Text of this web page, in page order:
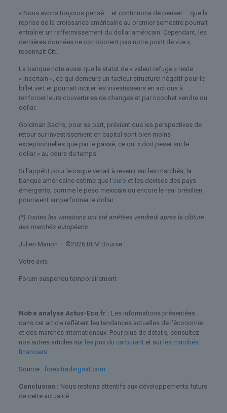
« Nous avons toujours pensé – et continuons de penser – que la
reprise de la croissance américaine au premier semestre pourrait
entraîner un raffermissement du dollar américain. Cependant, les
dernières données ne corroborent pas notre point de vue »,
reconnaît Citi.
La banque note aussi que le statut de « valeur refuge » reste
« incertain », ce qui demeure un facteur structurel négatif pour le
billet vert et pourrait inciter les investisseurs en actions à
renforcer leurs couvertures de changes et par ricochet vendre du
dollar.
Goldman Sachs, pour sa part, prévient que les perspectives de
retour sur investissement en capital sont bien moins
exceptionnelles que par le passé, ce qui « doit peser sur le
dollar » au cours du temps.
Si l’appétit pour le risque venait à revenir sur les marchés, la
banque américaine estime que l’euro et les devises des pays
émergents, comme le peso mexicain ou encore le real brésilien
pourraient surperformer le dollar.
(*) Toutes les variations ont été arrêtées vendredi après la clôture
des marchés européens
Julien Marion – ©2026 BFM Bourse
Votre avis
Forum suspendu temporairement
Notre analyse Actus-Eco.fr : Les informations présentées
dans cet article reflètent les tendances actuelles de l’économie
et des marchés internationaux. Pour plus de détails, consultez
nos autres articles sur les prix du carburantet sur les marchés
financiers.
Source : forex.tradingsat.com
Conclusion : Nous restons attentifs aux développements futurs
de cette actualité.